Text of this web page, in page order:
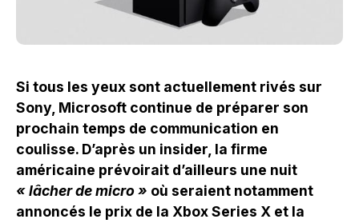
Si tous les yeux sont actuellement rivés sur
Sony, Microsoft continue de préparer son
prochain temps de communication en
coulisse. D’après un insider, la firme
américaine prévoirait d’ailleurs une nuit
« lâcher de micro » où seraient notamment
annoncés le prix de la Xbox Series X et la